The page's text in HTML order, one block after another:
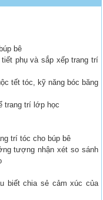
bê
phụ và sắp xếp trang trí
tết tóc, kỹ năng bóc băng
trang trí lớp học
trí tóc cho búp bê
tượng nhận xét so sánh
biết chia sẻ cảm xúc của